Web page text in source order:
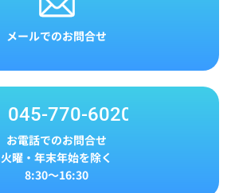
メールでのお問合せ
045-770-6020
お電話でのお問合せ
火曜・年末年始を除く
8:30～16:30